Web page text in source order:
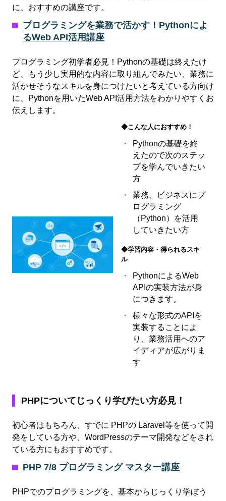
に、おすすめの講座です。
プログラミングを業務で活かす！Pythonによ
るWeb API活用講座
プログラミング初学者必見！Pythonの基礎は終えたけ
ど、もう少し実用的な内容に取り組んでみたい、業務に
活かせそうなスキルを身につけたいと考えている方向け
に、Pythonを用いたWeb API活用方法をわかりやすくお
伝えします。
◆こんな人におすすめ！
Pythonの基礎を終
えたので次のステッ
プを学んでいきたい
方
業務、ビジネスにプ
ログラミング
（Python）を活用
していきたい方
◆学習内容・得られるスキ
ル
PythonによるWeb
APIの実装方法が身
につきます。
様々な形式のAPIを
実装することによ
り、業務活用へのア
イディアが広がりま
す
PHPについてじっくり学びたい方必見！
初心者はもちろん、すでに PHPの Laravel等を使って開
発をしている方や、WordPressのテーマ開発などをされ
ている方にもおすすめです。
PHP 7/8 プログラミング マスター講座
PHPでのプログラミングを、基本からじっくり学ぼう